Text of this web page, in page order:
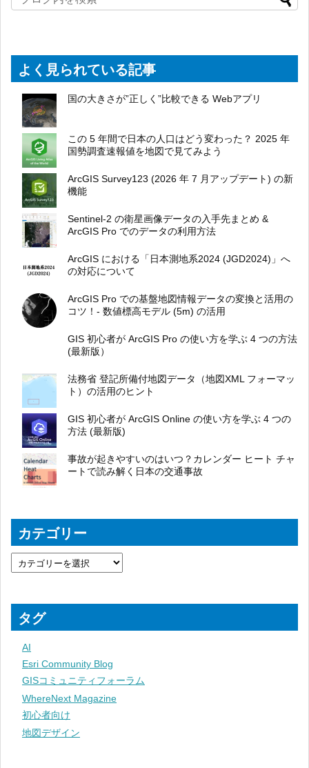
よく見られている記事
国の大きさが”正しく”比較できる Webアプリ
この 5 年間で日本の人口はどう変わった？ 2025 年
国勢調査速報値を地図で見てみよう
ArcGIS Survey123 (2026 年 7 月アップデート) の新
機能
Sentinel-2 の衛星画像データの入手先まとめ &
ArcGIS Pro でのデータの利用方法
ArcGIS における「日本測地系2024 (JGD2024)」へ
の対応について
ArcGIS Pro での基盤地図情報データの変換と活用の
コツ！- 数値標高モデル (5m) の活用
GIS 初心者が ArcGIS Pro の使い方を学ぶ 4 つの方法
(最新版）
法務省 登記所備付地図データ（地図XML フォーマッ
ト）の活用のヒント
GIS 初心者が ArcGIS Online の使い方を学ぶ 4 つの
方法 (最新版)
事故が起きやすいのはいつ？カレンダー ヒート チャ
ートで読み解く日本の交通事故
カテゴリー
タグ
AI
Esri Community Blog
GISコミュニティフォーラム
WhereNext Magazine
初心者向け
地図デザイン